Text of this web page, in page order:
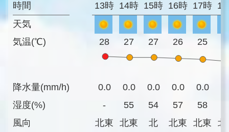
時間
天気
気温(℃)
降水量(mm/h)
湿度(%)
風向
13時 14時 15時 16時 17時
28 27 27 26 25
0.0 0.0 0.0 0.0 0.0
-
55 54 57 58
北東
北東 北 北東 北東 北